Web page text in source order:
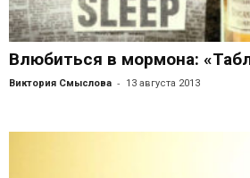
Влюбиться в мормона:
Виктория Смыслова - 13 августа 2013